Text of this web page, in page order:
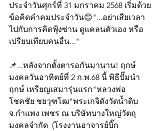
ประจำวันศุกร์ที่ 31 มกราคม 2568 เริ่มด้วย
ข้อคิดคำคมประจำวัน😊"...อย่าเสียเวลา
ไปกับการคิดฟุ้งซ่าน ดูแคลนตัวเอง หรือ
เปรียบเทียบคนอื่น..."
📌...หลังจากตั้งตารอกันมานาน! ฤกษ์
มงคลวันอาทิตย์ที่ 2 ก.พ.68 นี้ พิธีปั๊มนำ
ฤกษ์ เหรียญเสมารุ่นแรก"หลวงพ่อ
โชคชัย ชยวุฑโฒ"พระเกจิดังวัดน้ำดิบ
จ.กำแพง เพชร ณ บริษัทบางใหญ่วัตถุ
มงคลจำกัด  (โรงงานอาจารย์บิ๊ก